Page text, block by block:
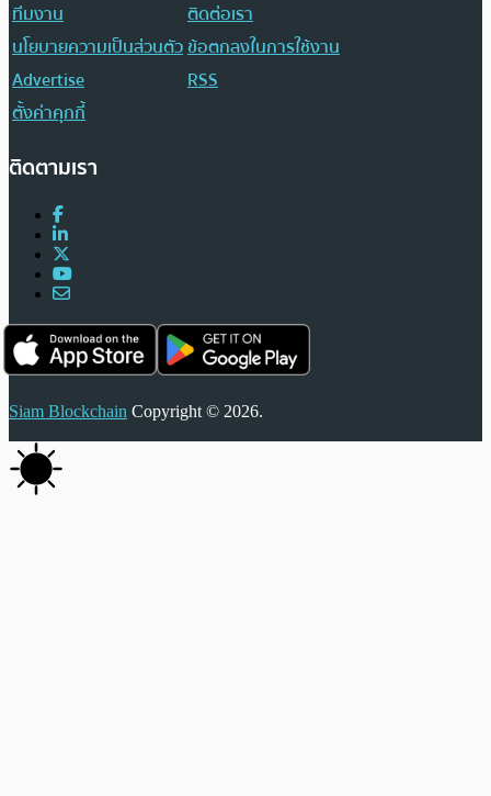
ทีมงาน
ติดต่อเรา
นโยบายความเป็นส่วนตัวข้อตกลงในการใช้งาน
Advertise
RSS
ตั้งค่าคุกกี้
ติดตามเรา
Siam Blockchain Copyright © 2026.